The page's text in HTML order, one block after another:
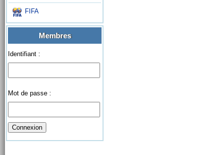
FIFA
Membres
Identifiant :
Mot de passe :